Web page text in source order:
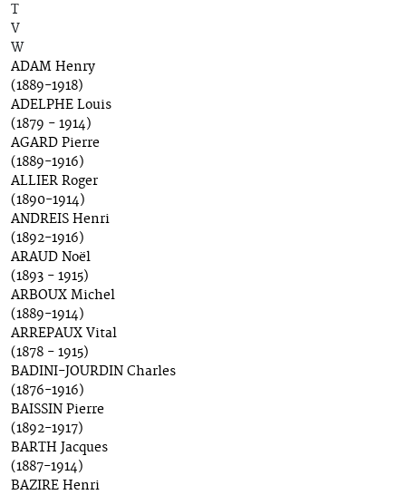
T
V
W
ADAM Henry
(1889-1918)
ADELPHE Louis
(1879 - 1914)
AGARD Pierre
(1889-1916)
ALLIER Roger
(1890-1914)
ANDREIS Henri
(1892-1916)
ARAUD Noël
(1893 - 1915)
ARBOUX Michel
(1889-1914)
ARREPAUX Vital
(1878 - 1915)
BADINI-JOURDIN Charles
(1876-1916)
BAISSIN Pierre
(1892-1917)
BARTH Jacques
(1887-1914)
BAZIRE Henri